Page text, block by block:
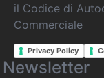
il Codice di
Commerciale
Privacy Policy
Newsletter